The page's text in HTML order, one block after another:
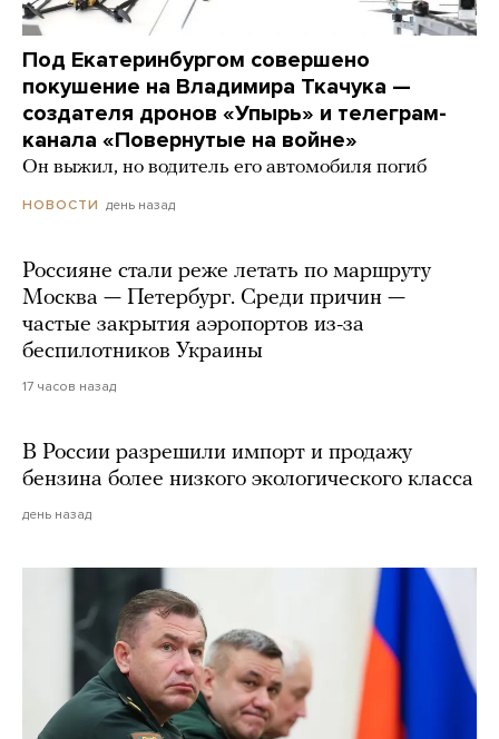
Под Екатеринбургом совершено
покушение на Владимира Ткачука —
создателя дронов «Упырь» и телеграм-
канала «Повернутые на войне»
Он выжил, но водитель его автомобиля погиб
НОВОСТИ день назад
Россияне стали реже летать по маршруту
Москва — Петербург. Среди причин —
частые закрытия аэропортов из-за
беспилотников Украины
17 часов назад
В России разрешили импорт и продажу
бензина более низкого экологического класса
день назад